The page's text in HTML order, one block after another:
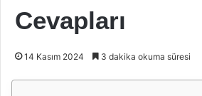
Cevapları
14 Kasım 2024 3 dakika okuma süresi